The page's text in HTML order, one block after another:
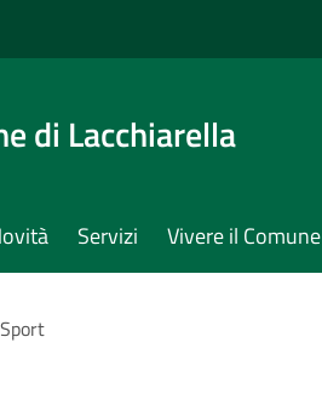
di Lacchiarella
Servizi Vivere il Comune
Sport